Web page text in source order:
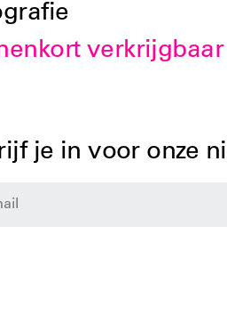
verkrijgbaar
je in voor onze